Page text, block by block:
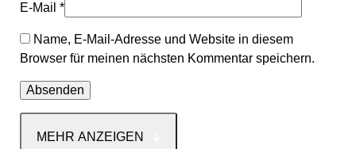
E-Mail *
Name, E-Mail-Adresse und Website in diesem
Browser für meinen nächsten Kommentar speichern.
MEHR ANZEIGEN